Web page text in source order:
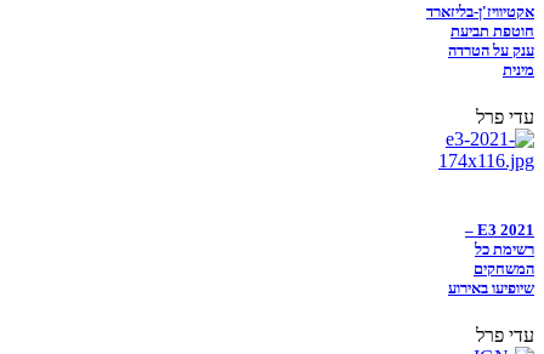
אקטיוויז'ן-בליזארד
חוטפת תביעת
ענק על הטרדה
מינית
עדי פרל
E3 2021 –
רשימת כל
המשחקים
שיופיעו באירוע
עדי פרל